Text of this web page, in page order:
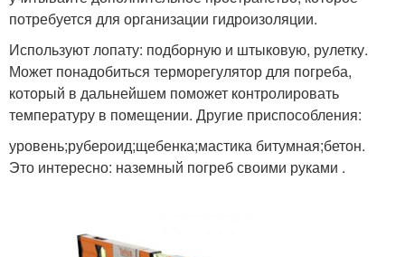
потребуется для организации гидроизоляции.
Используют лопату: подборную и штыковую, рулетку.
Может понадобиться терморегулятор для погреба,
который в дальнейшем поможет контролировать
температуру в помещении. Другие приспособления:
уровень;рубероид;щебенка;мастика битумная;бетон.
Это интересно: наземный погреб своими руками .